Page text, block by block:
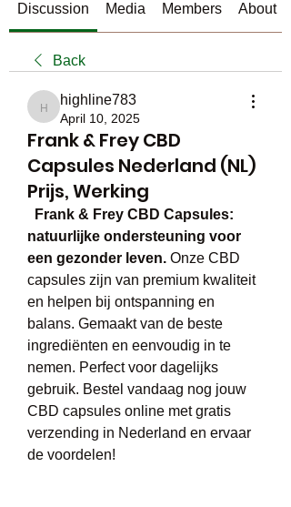
Discussion Media Members About
Back
highline783
highline783
April 10, 2025
Frank & Frey CBD
Capsules Nederland (NL)
Prijs, Werking
Frank & Frey CBD Capsules:
natuurlijke ondersteuning voor
een gezonder leven. Onze CBD
capsules zijn van premium kwaliteit
en helpen bij ontspanning en
balans. Gemaakt van de beste
ingrediënten en eenvoudig in te
nemen. Perfect voor dagelijks
gebruik. Bestel vandaag nog jouw
CBD capsules online met gratis
verzending in Nederland en ervaar
de voordelen!